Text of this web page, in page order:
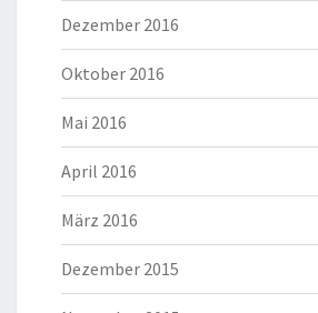
Dezember 2016
Oktober 2016
Mai 2016
April 2016
März 2016
Dezember 2015